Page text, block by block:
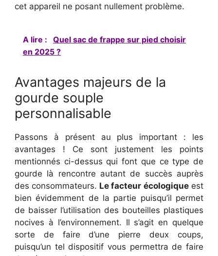
cet appareil ne posant nullement problème.
A lire :
Quel sac de frappe sur pied choisir
en 2025 ?
Avantages majeurs de la
gourde souple
personnalisable
Passons à présent au plus important : les
avantages ! Ce sont justement les points
mentionnés ci-dessus qui font que ce type de
gourde là rencontre autant de succès auprès
des consommateurs. Le facteur écologiqueest
bien évidemment de la partie puisqu’il permet
de baisser l’utilisation des bouteilles plastiques
nocives à l’environnement. Il s’agit en quelque
sorte de faire d’une pierre deux coups,
puisqu’un tel dispositif vous permettra de faire